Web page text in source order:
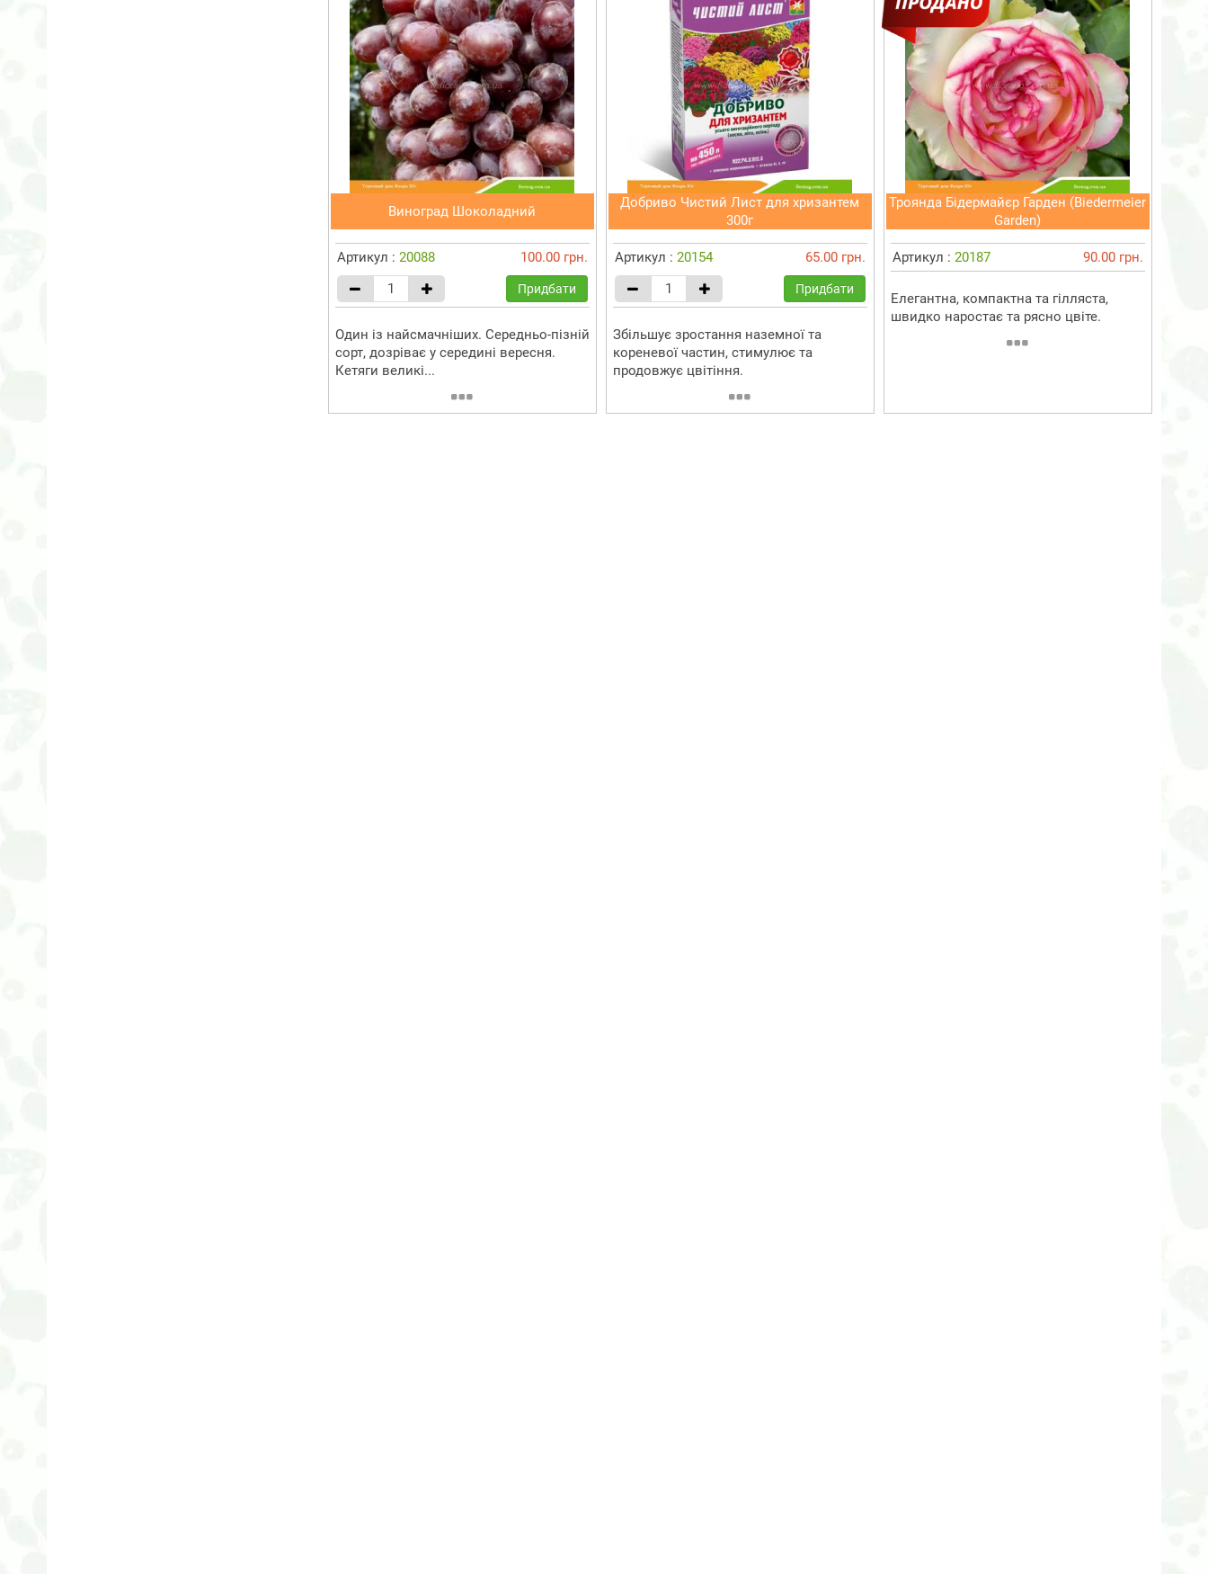
Виноград Шоколадний
Артикул : 20088 100.00 грн.
Придбати
Один із найсмачніших. Середньо-пізній
сорт, дозріває у середині вересня.
Кетяги великі...
Добриво Чистий Лист для хризантем
300г
Артикул : 20154 65.00 грн.
Придбати
Збільшує зростання наземної та
кореневої частин, стимулює та
продовжує цвітіння.
Троянда Бідермайєр Гарден (Biedermeier
Garden)
Артикул : 20187 90.00 грн.
Елегантна, компактна та гілляста,
швидко наростає та рясно цвіте.